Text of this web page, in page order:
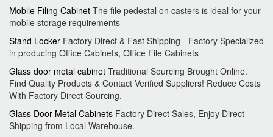
Mobile Filing Cabinet The file pedestal on casters is ideal for your
mobile storage requirements
Stand Locker Factory Direct & Fast Shipping - Factory Specialized
in producing Office Cabinets, Office File Cabinets
Glass door metal cabinet Traditional Sourcing Brought Online.
Find Quality Products & Contact Verified Suppliers! Reduce Costs
With Factory Direct Sourcing.
Glass Door Metal Cabinets Factory Direct Sales, Enjoy Direct
Shipping from Local Warehouse.